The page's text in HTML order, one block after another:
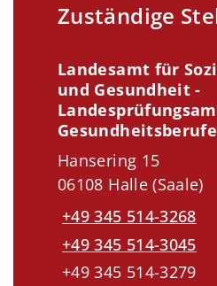
Zuständige
Landesamt für
und Gesundheit -
Gesundheitsberufe
Hansering 15
06108 Halle (Saale)
+49 345 514-3268
+49 345 514-3045
+49 345 514-3279